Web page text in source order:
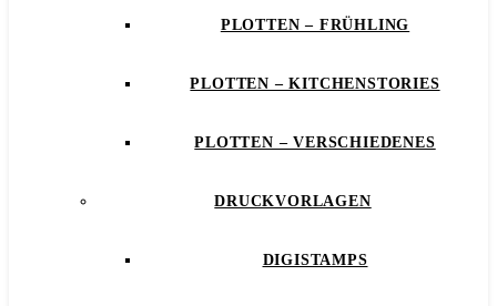
PLOTTEN – FRÜHLING
PLOTTEN – KITCHENSTORIES
PLOTTEN – VERSCHIEDENES
DRUCKVORLAGEN
DIGISTAMPS